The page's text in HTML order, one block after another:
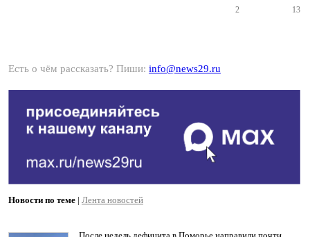
2 13
Есть о чём рассказать? Пиши: info@news29.ru
Новости по теме | Лента новостей